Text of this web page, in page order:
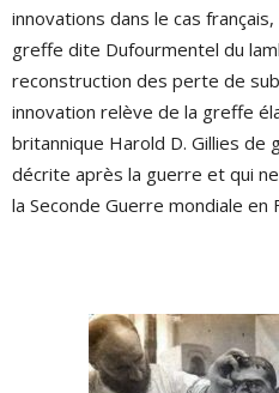
innovations dans le cas
greffe dite Dufourmentel du
reconstruction des perte de
innovation relève de la greffe
britannique Harold D. Gillies de
décrite après la guerre et qui
la Seconde Guerre mondiale en